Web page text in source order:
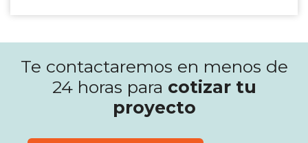
Te contactaremos en menos de
24 horas para cotizar tu
proyecto